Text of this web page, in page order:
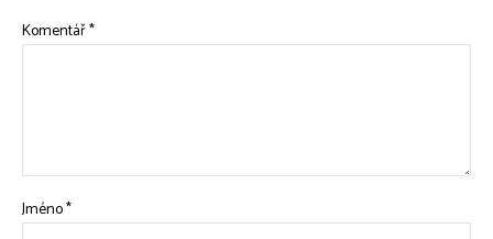
Komentář*
Jméno*